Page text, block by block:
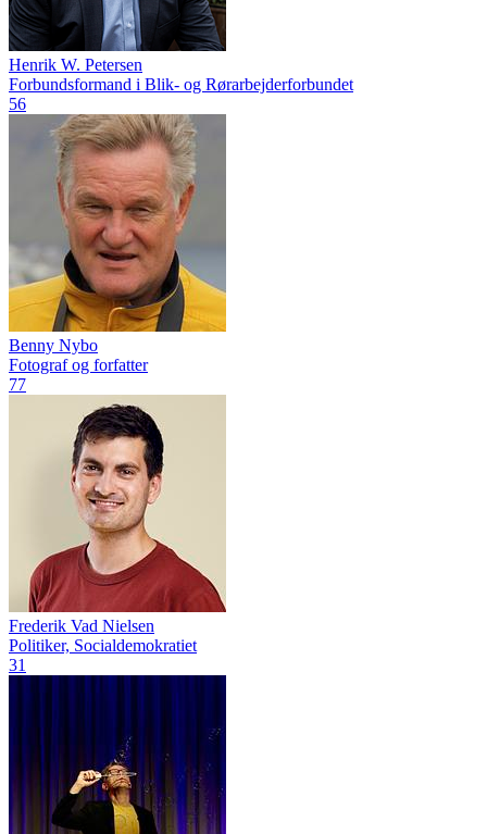
Henrik W. Petersen
Forbundsformand i Blik- og Rørarbejderforbundet
56
Benny Nybo
Fotograf og forfatter
77
Frederik Vad Nielsen
Politiker, Socialdemokratiet
31